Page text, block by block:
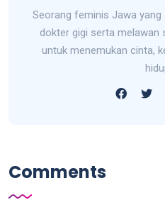
Seorang feminis Jawa
dokter gigi serta melawan
untuk menemukan cinta,
Comments